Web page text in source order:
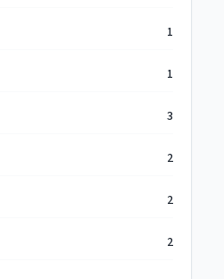
1
1
3
2
2
2